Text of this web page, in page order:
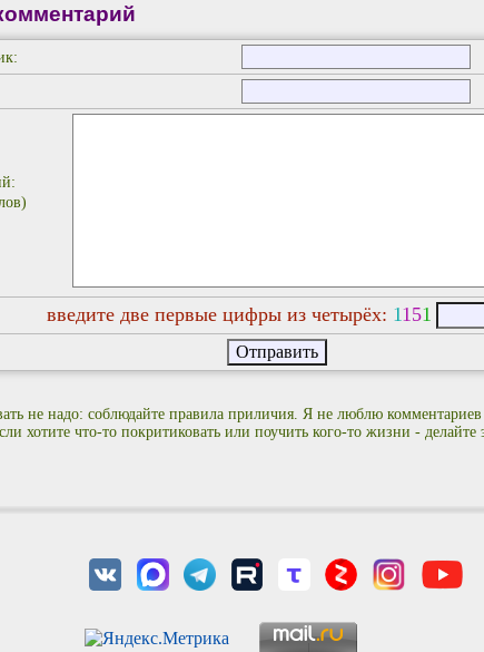
введите две первые цифры из четырёх: 1151
не надо: соблюдайте правила приличия. Я не люблю
хотите что-то покритиковать или поучить кого-то жизни - делайте